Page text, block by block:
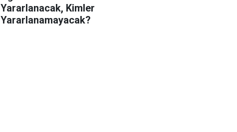
Yararlanacak, Kimler
Yararlanamayacak?